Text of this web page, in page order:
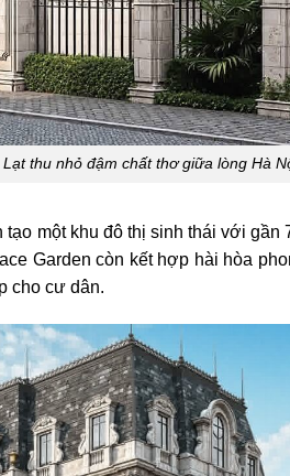
thu nhỏ đậm chất thơ giữa lòng Hà
một khu đô thị sinh thái với gần
Garden còn kết hợp hài hòa
cho cư dân.